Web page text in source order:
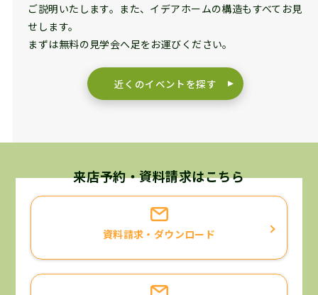
ご説明いたします。また、イデアホームの構造もすべてお見
せします。
まずは無料の見学会へ足をお運びください。
近くのイベントを探す
来店予約・資料請求はこちら
資料請求・ダウンロード